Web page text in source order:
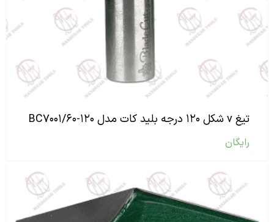
تیغ v شکل ۱۲۰ درجه بلید کات مدل BC۷۰۰۱/۶۰-۱۲۰
رایگان